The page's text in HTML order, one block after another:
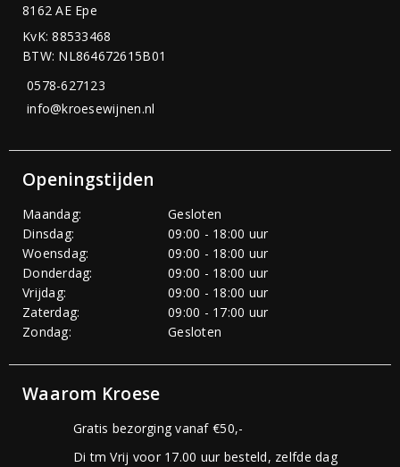
8162 AE Epe
KvK: 88533468
BTW: NL864672615B01
0578-627123
info@kroesewijnen.nl
Openingstijden
Maandag:
Gesloten
Dinsdag:
09:00 - 18:00 uur
Woensdag:
09:00 - 18:00 uur
Donderdag:
09:00 - 18:00 uur
Vrijdag:
09:00 - 18:00 uur
Zaterdag:
09:00 - 17:00 uur
Zondag:
Gesloten
Waarom Kroese
Gratis bezorging vanaf €50,-
Di tm Vrij voor 17.00 uur besteld, zelfde dag